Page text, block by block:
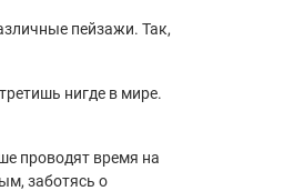
пейзажи. Так,
нигде в мире.
проводят время на
заботясь о